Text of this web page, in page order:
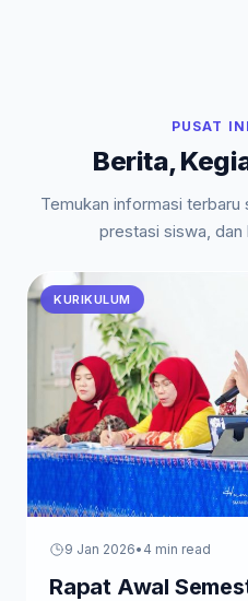
PUSAT
Berita,
Temukan informasi terbaru
prestasi siswa, dan
KURIKULUM
9 Jan 2026• 4 min read
Rapat Awal